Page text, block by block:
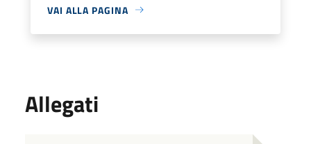
VAI ALLA PAGINA
Allegati